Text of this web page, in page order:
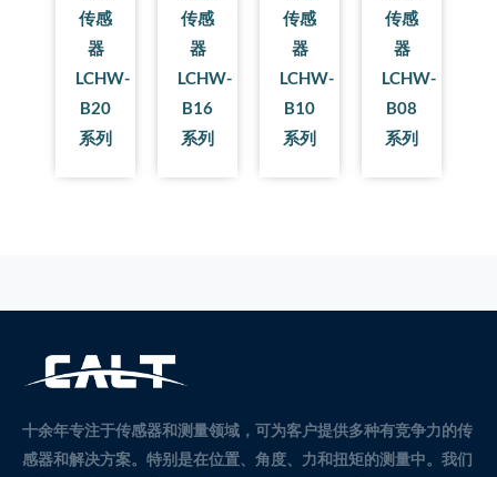
传感
器
LCHW-
B20
系列
传感
器
LCHW-
B16
系列
传感
器
LCHW-
B10
系列
传感
器
LCHW-
B08
系列
十余年专注于传感器和测量领域，可为客户提供多种有竞争力的传
感器和解决方案。 特别是在位置、角度、力和扭矩的测量中。 我们